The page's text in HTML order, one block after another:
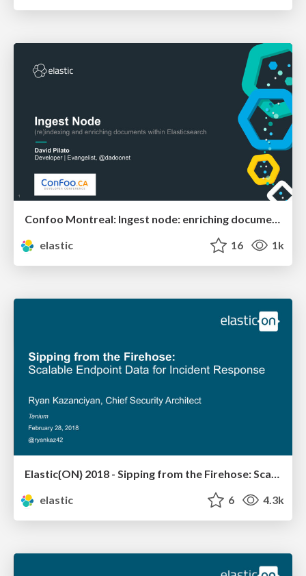
elastic
16 1k
Elastic{ON} 2018 - Sipping from the Firehose: Scalable Endpoint Data for Incident Response
elastic
6 4.3k